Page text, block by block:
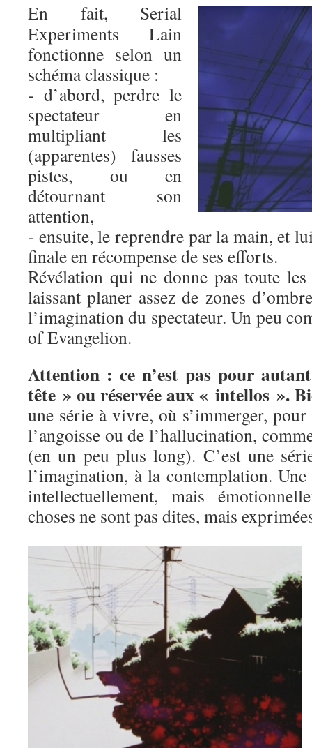
En fait, Serial
Experiments Lain
fonctionne selon un
schéma classique :
- d’abord, perdre le
spectateur en
multipliant les
(apparentes) fausses
pistes, ou en
détournant son
attention,
- ensuite, le reprendre par la main, et
finale en récompense de ses efforts.
Révélation qui ne donne pas toute
laissant planer assez de zones
l’imagination du spectateur. Un peu
of Evangelion.
Attention : ce n’est pas pour
tête » ou réservée aux « intellos ».
une série à vivre, où s’immerger,
l’angoisse ou de l’hallucination,
(en un peu plus long). C’est une
l’imagination, à la contemplation.
intellectuellement, mais
choses ne sont pas dites, mais